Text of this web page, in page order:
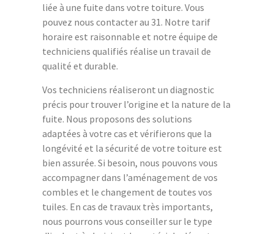
liée à une fuite dans votre toiture. Vous
pouvez nous contacter au 31. Notre tarif
horaire est raisonnable et notre équipe de
techniciens qualifiés réalise un travail de
qualité et durable.
Vos techniciens réaliseront un diagnostic
précis pour trouver l’origine et la nature de la
fuite. Nous proposons des solutions
adaptées à votre cas et vérifierons que la
longévité et la sécurité de votre toiture est
bien assurée. Si besoin, nous pouvons vous
accompagner dans l’aménagement de vos
combles et le changement de toutes vos
tuiles. En cas de travaux très importants,
nous pourrons vous conseiller sur le type